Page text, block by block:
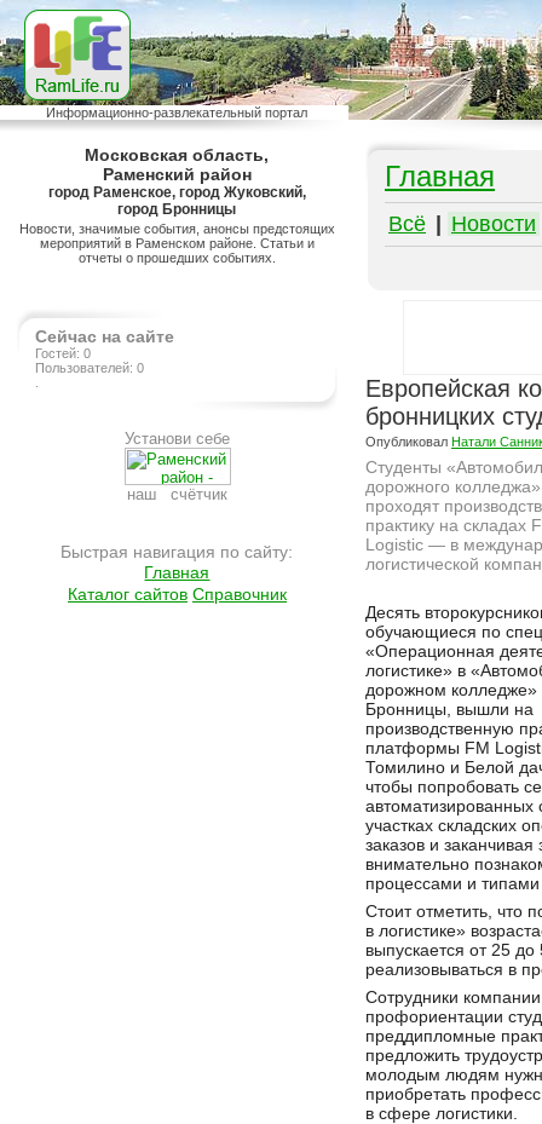
Информационно-развлекательный портал
Московская область,
Раменский район
город Раменское, город Жуковский,
город Бронницы
Новости, значимые события, анонсы предстоящих
мероприятий в Раменском районе. Статьи и
отчеты о прошедших событиях.
Сейчас на сайте
Гостей: 0
Пользователей: 0
Установи себе
наш счётчик
Быстрая навигация по сайту:
Главная
Каталог сайтов Справочник
Главная
Всё Новости
Европейская
бронницких
Опубликовал Натали
Студенты
дорожного
проходят
практику на складах
Logistic — в
логистической
Десять
обучающиеся по
«Операционная
логистике» в
дорожном колледже»
Бронницы, вышли на
производственную
платформы FM
Томилино и Белой
чтобы попробовать
автоматизированных
участках складских
заказов и
внимательно
процессами и
Стоит отметить, что
в логистике»
выпускается от 25
реализовываться в
Сотрудники
профориентации
преддипломные
предложить
молодым людям
приобретать
в сфере логистики.